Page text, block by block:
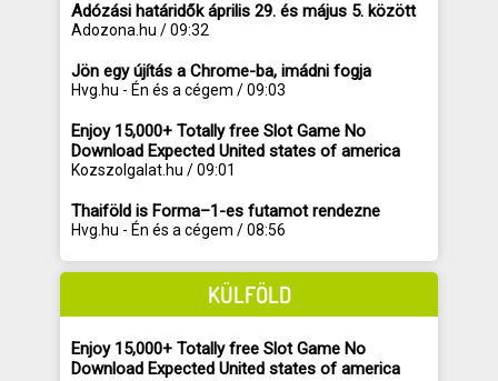
Adózási határidők április 29. és május 5. között
Adozona.hu / 09:32
Jön egy újítás a Chrome-ba, imádni fogja
Hvg.hu - Én és a cégem / 09:03
Enjoy 15,000+ Totally free Slot Game No
Download Expected United states of america
Kozszolgalat.hu / 09:01
Thaiföld is Forma–1-es futamot rendezne
Hvg.hu - Én és a cégem / 08:56
KÜLFÖLD
Enjoy 15,000+ Totally free Slot Game No
Download Expected United states of america